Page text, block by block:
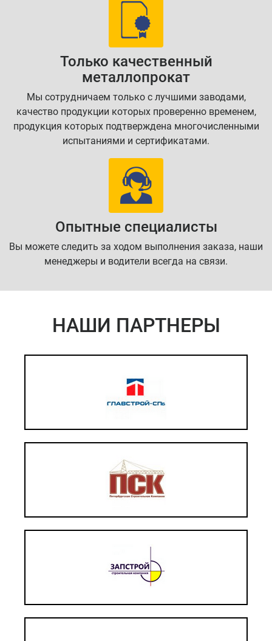
Только качественный
металлопрокат
Мы сотрудничаем только с лучшими заводами,
качество продукции которых проверенно временем,
продукция которых подтверждена многочисленными
испытаниями и сертификатами.
Опытные специалисты
Вы можете следить за ходом выполнения заказа, наши
менеджеры и водители всегда на связи.
НАШИ ПАРТНЕРЫ